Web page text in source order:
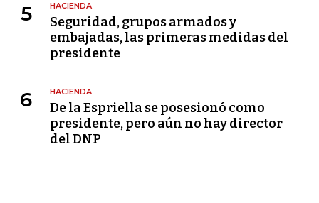
5 HACIENDA
Seguridad, grupos armados y
embajadas, las primeras medidas del
presidente
6 HACIENDA
De la Espriella se posesionó como
presidente, pero aún no hay director
del DNP